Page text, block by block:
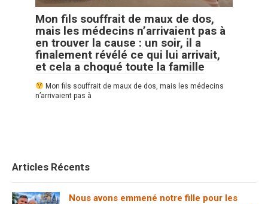
Mon fils souffrait de maux de dos,
mais les médecins n’arrivaient pas à
en trouver la cause : un soir, il a
finalement révélé ce qui lui arrivait,
et cela a choqué toute la famille
Mon fils souffrait de maux de dos, mais les médecins
n’arrivaient pas à
Articles Récents
Nous avons emmené notre fille pour les